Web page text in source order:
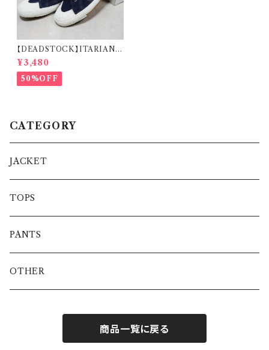
【DEADSTOCK】ITARIAN
MILITARY M.M. DECK S
HOES イタリア海軍 デッキシュ
ーズ 箱付き デッドストック
¥3,480
50%OFF
CATEGORY
JACKET
TOPS
PANTS
OTHER
商品一覧に戻る